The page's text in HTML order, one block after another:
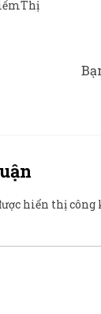
hiển thị công